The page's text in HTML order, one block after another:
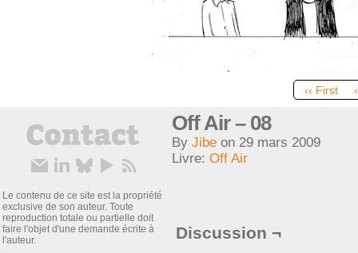
‹‹ First
Le contenu de ce site est la propriété
exclusive de son auteur. Toute
reproduction totale ou partielle doit
faire l'objet d'une demande écrite à
l'auteur.
Off Air – 08
By Jibe on 29 mars 2009
Livre: Off Air
Discussion ¬